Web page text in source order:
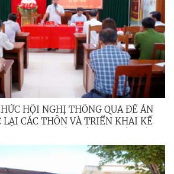
HỘI NGHỊ THÔNG QUA ĐỀ ÁN
LẠI CÁC THÔN VÀ TRIỂN KHAI KẾ
THÔN TRÊN ĐỊA BÀN XÃ